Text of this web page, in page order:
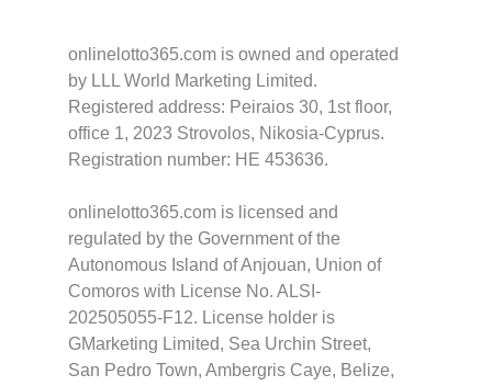
onlinelotto365.com is owned and operated
by LLL World Marketing Limited.
Registered address: Peiraios 30, 1st floor,
office 1, 2023 Strovolos, Nikosia-Cyprus.
Registration number: HE 453636.
onlinelotto365.com is licensed and
regulated by the Government of the
Autonomous Island of Anjouan, Union of
Comoros with License No. ALSI-
202505055-F12. License holder is
GMarketing Limited, Sea Urchin Street,
San Pedro Town, Ambergris Caye, Belize,